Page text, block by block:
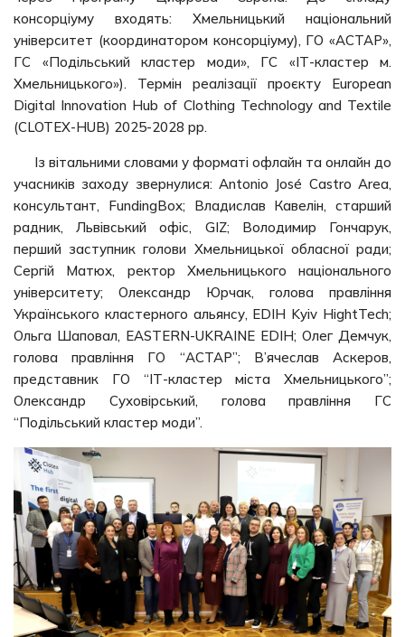
консорціуму входять: Хмельницький національний
університет (координатором консорціуму), ГО «АСТАР»,
ГС «Подільський кластер моди», ГС «ІТ-кластер м.
Хмельницького»). Термін реалізації проєкту European
Digital Innovation Hub of Clothing Technology and Textile
(CLOTEX-HUB) 2025-2028 рр.
Із вітальними словами у форматі офлайн та онлайн до
учасників заходу звернулися: Antonio José Castro Area,
консультант, FundingBox; Владислав Кавелін, старший
радник, Львівський офіс, GIZ; Володимир Гончарук,
перший заступник голови Хмельницької обласної ради;
Сергій Матюх, ректор Хмельницького національного
університету; Олександр Юрчак, голова правління
Українського кластерного альянсу, EDIH Kyiv HightTech;
Ольга Шаповал, EASTERN-UKRAINE EDIH; Олег Демчук,
голова правління ГО “АСТАР”; В’ячеслав Аскеров,
представник ГО “ІТ-кластер міста Хмельницького”;
Олександр Суховірський, голова правління ГС
“Подільський кластер моди”.